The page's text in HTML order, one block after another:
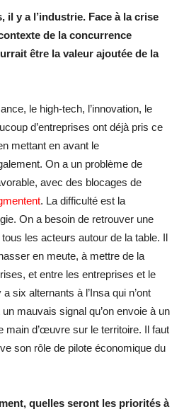
il y a l’industrie. Face à la crise
de la concurrence
être la valeur ajoutée de la
le high-tech, l’innovation, le
d’entreprises ont déjà pris ce
mettant en avant le
On a un problème de
avec des blocages de
. La difficulté est la
On a besoin de retrouver une
les acteurs autour de la table. Il
en meute, à mettre de la
et entre les entreprises et le
six alternants à l’Insa qui n’ont
mauvais signal qu’on envoie à un
main d’œuvre sur le territoire. Il faut
son rôle de pilote économique du
quelles seront les priorités à